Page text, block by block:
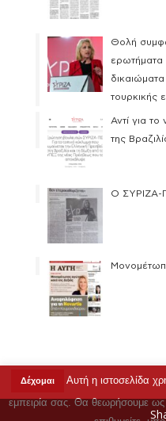
Θολή
ερωτήματα
τουρκικής
Αντί για
της
Ο ΣΥΡΙΖΑ-
Δέχομαι
Αυτή η ιστοσελίδα
εμπειρία σας. Θα θεωρήσουμε